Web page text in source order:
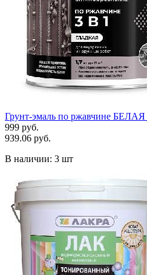
Грунт-эмаль по ржавчине
999 руб.
939.06 руб.
В наличии: 3 шт